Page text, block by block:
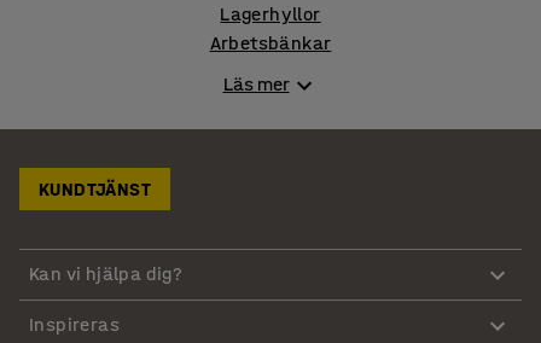
Lagerhyllor
Arbetsbänkar
Verktygsskåp
Läs mer
KUNDTJÄNST
Kan vi hjälpa dig?
Inspireras